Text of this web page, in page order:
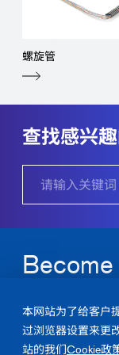
螺旋管
查找感兴
咨询
本网站为了给客户
过浏览器设置来更
站的我们Cookie政